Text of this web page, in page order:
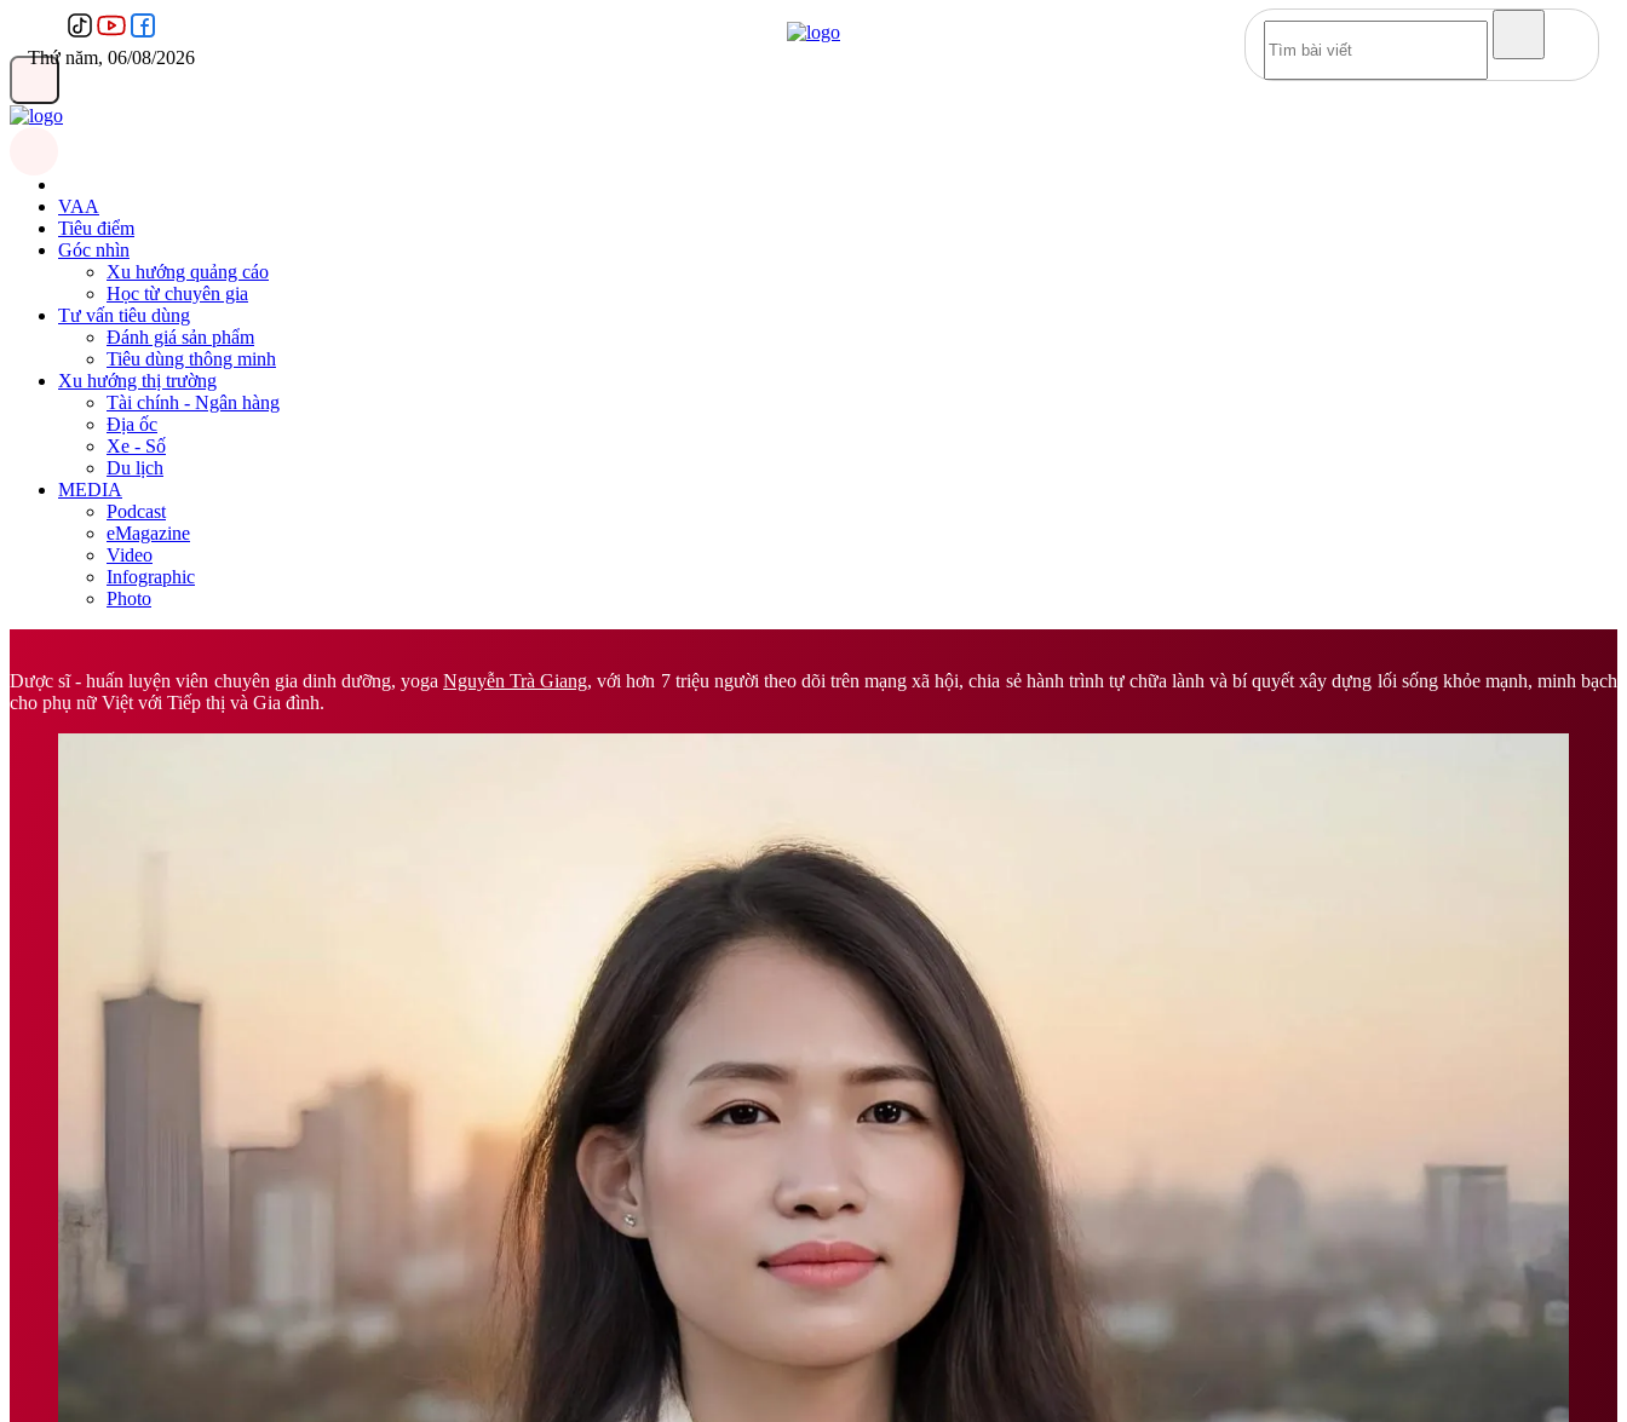
Thứ năm, 06/08/2026
VAA
Tiêu điểm
Góc nhìn
Xu hướng quảng cáo
Học từ chuyên gia
Tư vấn tiêu dùng
Đánh giá sản phẩm
Tiêu dùng thông minh
Xu hướng thị trường
Tài chính - Ngân hàng
Địa ốc
Xe - Số
Du lịch
MEDIA
Podcast
eMagazine
Video
Infographic
Photo
Dược sĩ - huấn luyện viên chuyên gia dinh dưỡng, yogaNguyễn Trà Giang, với hơn 7 triệu người theo dõi trên mạng xã hội, chia sẻ hành trình tự chữa lành và bí quyết xây dựng lối sống khỏe mạnh, minh bạch
cho phụ nữ Việt với Tiếp thị và Gia đình.